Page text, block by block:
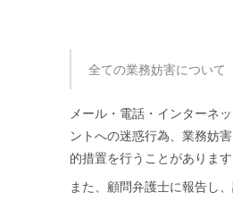
全ての業務妨害について
メール・電話・インターネ
ントへの迷惑行為、業務妨
的措置を行うことがあります
また、顧問弁護士に報告し